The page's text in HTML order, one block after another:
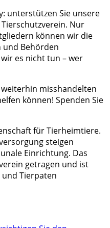
unterstützen Sie unsere
Nur
können wir die
und Behörden
es nicht tun – wer
misshandelten
können! Spenden Sie
für Tierheimtiere.
steigen
Einrichtung. Das
getragen und ist
Tierpaten